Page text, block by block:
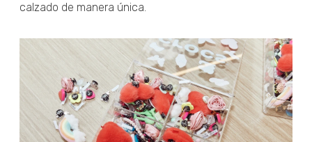
calzado de manera única.